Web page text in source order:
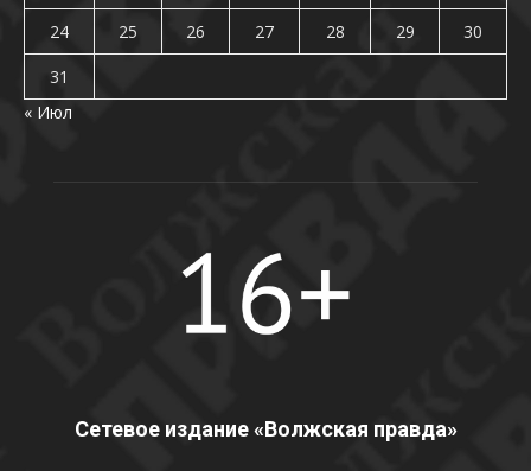
24
25 26 27 28 29
30
31
« Июл
Сетевое издание «Волжская правда»